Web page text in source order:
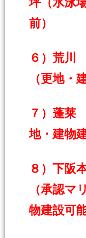
前）
６）荒
（更地・
７）蓬
地・建物
８）下
（承認マ
物建設可能